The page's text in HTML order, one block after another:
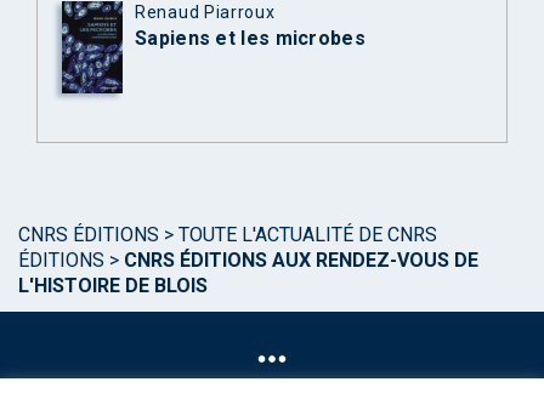
Renaud Piarroux
Sapiens et les microbes
CNRS ÉDITIONS > TOUTE L'ACTUALITÉ DE CNRS
ÉDITIONS > CNRS ÉDITIONS AUX RENDEZ-VOUS DE
L'HISTOIRE DE BLOIS